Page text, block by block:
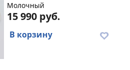
Молочный
15 990 руб.
В корзину